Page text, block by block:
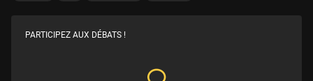
PARTICIPEZ AUX DÉBATS !